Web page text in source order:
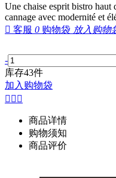
Une chaise esprit bistro
cannage avec modernité et
 客服 0 购物袋 放入购物
-
库存43件
加入购物袋
  
商品详情
购物须知
商品评价